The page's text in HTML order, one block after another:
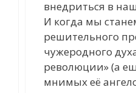
внедриться в
И когда мы
решительного
чужеродного
революции» (а
мнимых её